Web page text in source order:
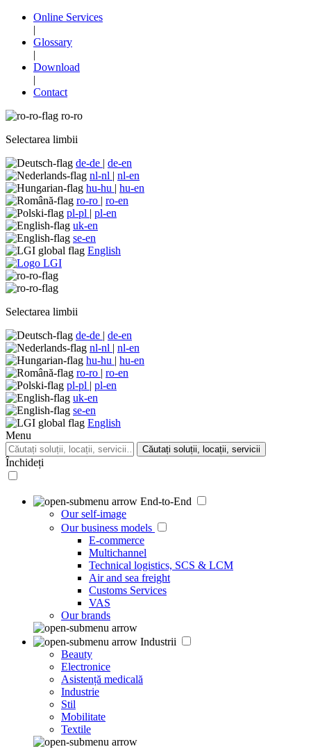
Online Services
|
Glossary
|
Download
|
Contact
ro-ro
Selectarea limbii
de-de | de-en
nl-nl | nl-en
hu-hu | hu-en
ro-ro | ro-en
pl-pl | pl-en
uk-en
se-en
English
Selectarea limbii
de-de | de-en
nl-nl | nl-en
hu-hu | hu-en
ro-ro | ro-en
pl-pl | pl-en
uk-en
se-en
English
Menu
Căutați soluții, locații, servicii
Închideți
End-to-End
Our self-image
Our business models
E-commerce
Multichannel
Technical logistics, SCS & LCM
Air and sea freight
Customs Services
VAS
Our brands
Industrii
Beauty
Electronice
Asistență medicală
Industrie
Stil
Mobilitate
Textile